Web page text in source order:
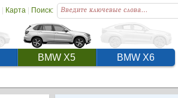
| Карта| Поиск:
BMW X5 BMW X6